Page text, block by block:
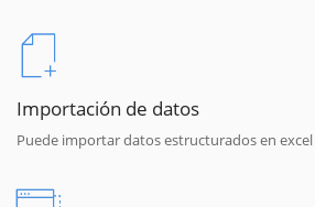
Importación de datos
Puede importar datos estructurados en